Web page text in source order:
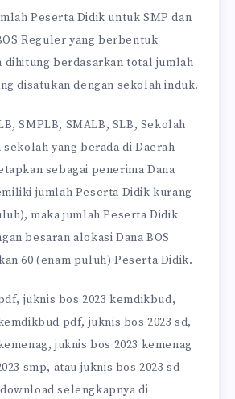
Peserta Didik untuk SMP dan
Reguler yang berbentuk
dihitung berdasarkan total jumlah
disatukan dengan sekolah induk.
SMPLB, SMALB, SLB, Sekolah
yang berada di Daerah
sebagai penerima Dana
jumlah Peserta Didik kurang
maka jumlah Peserta Didik
besaran alokasi Dana BOS
60 (enam puluh) Peserta Didik.
juknis bos 2023 kemdikbud,
pdf, juknis bos 2023 sd,
juknis bos 2023 kemenag
smp, atau juknis bos 2023 sd
selengkapnya di